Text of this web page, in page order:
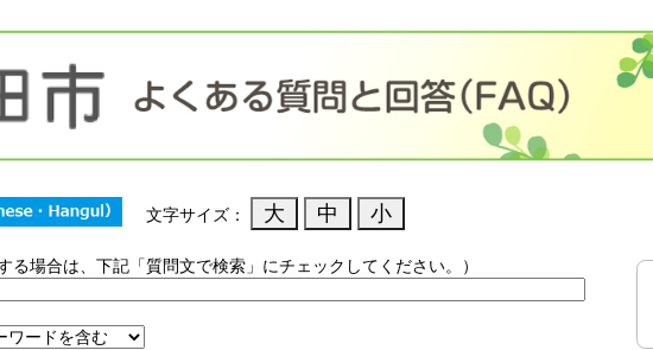
文字サイズ：
る場合は、下記「質問文で検索」にチェックしてください。）